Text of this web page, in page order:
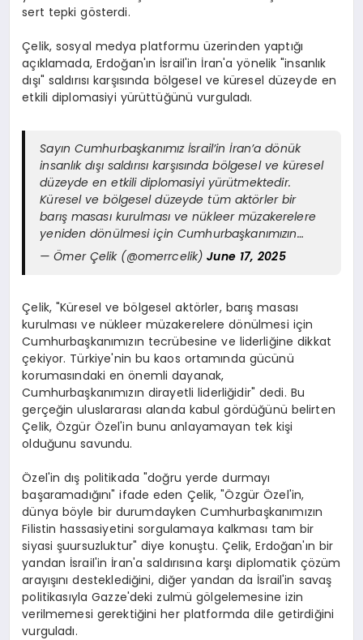
sert tepki gösterdi.
Çelik, sosyal medya platformu üzerinden yaptığı
açıklamada, Erdoğan'ın İsrail'in İran'a yönelik "insanlık
dışı" saldırısı karşısında bölgesel ve küresel düzeyde en
etkili diplomasiyi yürüttüğünü vurguladı.
Sayın Cumhurbaşkanımız İsrail’in İran’a dönük
insanlık dışı saldırısı karşısında bölgesel ve küresel
düzeyde en etkili diplomasiyi yürütmektedir.
Küresel ve bölgesel düzeyde tüm aktörler bir
barış masası kurulması ve nükleer müzakerelere
yeniden dönülmesi için Cumhurbaşkanımızın…
— Ömer Çelik (@omerrcelik)June 17, 2025
Çelik, "Küresel ve bölgesel aktörler, barış masası
kurulması ve nükleer müzakerelere dönülmesi için
Cumhurbaşkanımızın tecrübesine ve liderliğine dikkat
çekiyor. Türkiye'nin bu kaos ortamında gücünü
korumasındaki en önemli dayanak,
Cumhurbaşkanımızın dirayetli liderliğidir" dedi. Bu
gerçeğin uluslararası alanda kabul gördüğünü belirten
Çelik, Özgür Özel'in bunu anlayamayan tek kişi
olduğunu savundu.
Özel'in dış politikada "doğru yerde durmayı
başaramadığını" ifade eden Çelik, "Özgür Özel'in,
dünya böyle bir durumdayken Cumhurbaşkanımızın
Filistin hassasiyetini sorgulamaya kalkması tam bir
siyasi şuursuzluktur" diye konuştu. Çelik, Erdoğan'ın bir
yandan İsrail'in İran'a saldırısına karşı diplomatik çözüm
arayışını desteklediğini, diğer yandan da İsrail'in savaş
politikasıyla Gazze'deki zulmü gölgelemesine izin
verilmemesi gerektiğini her platformda dile getirdiğini
vurguladı.